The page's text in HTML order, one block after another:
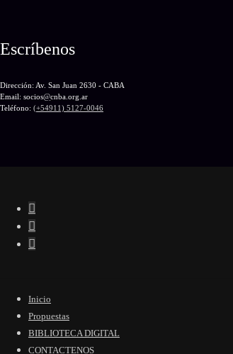
Escríbenos
Dirección: Av. San Juan 2630 - CABA
Email: socios@cnba.org.ar
Teléfono: (+54911) 5127-0046
Inicio
Propuestas
BIBLIOTECA DIGITAL
CONTACTENOS